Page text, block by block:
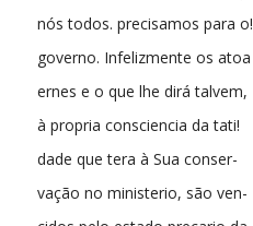
nós todos. precisamos para o!
governo. Infelizmente os atoa
ernes e o que lhe dirá talvem,
à propria consciencia da tati!
dade que tera à Sua conser-
vação no ministerio, são ven-